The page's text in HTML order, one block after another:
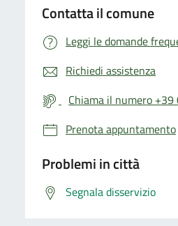
Contatta il comune
Leggi le domande
Richiedi assistenza
Chiama il numero
Prenota appuntamento
Problemi in città
Segnala disservizio